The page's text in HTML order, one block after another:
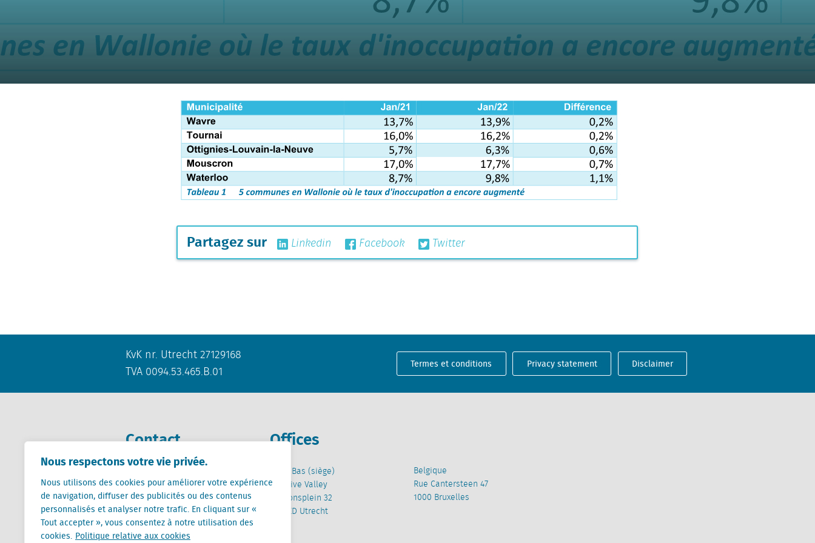
Nous respectons votre vie privée.
Nous utilisons des cookies pour améliorer votre expérience
de navigation, diffuser des publicités ou des contenus
personnalisés et analyser notre trafic. En cliquant sur «
Tout accepter », vous consentez à notre utilisation des
cookies. Politique relative aux cookies
Partagez sur Linkedin Facebook Twitter
KvK nr. Utrecht 27129168
TVA 0094.53.465.B.01
Termes et conditions Privacy statement Disclaimer
Contact
+31 (0) 85 760 3283
+32 (0) 2 267 2800
info@locatus.com
Offices
Pays-Bas (siège)
Creative Valley
Stationsplein 32
3511 ED Utrecht
Belgique
Rue Cantersteen 47
1000 Bruxelles